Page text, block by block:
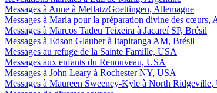
Messages à Anne à Mellatz/Goettingen, Allemagne
Messages à Maria pour la préparation divine des cœurs,
Messages à Marcos Tadeu Teixeira à Jacareí SP, Brésil
Messages à Edson Glauber à Itapiranga AM, Brésil
Messages au refuge de la Sainte Famille, USA
Messages aux enfants du Renouveau, USA
Messages à John Leary à Rochester NY, USA
Messages à Maureen Sweeney-Kyle à North Ridgeville,